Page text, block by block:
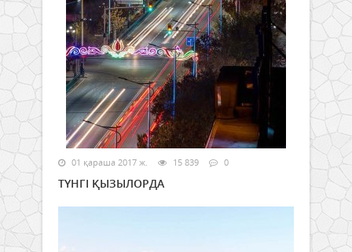
01 қараша 2017 ж. 15 839 0
ТҮНГІ ҚЫЗЫЛОРДА